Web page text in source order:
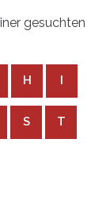
gesuchten
H I
S T